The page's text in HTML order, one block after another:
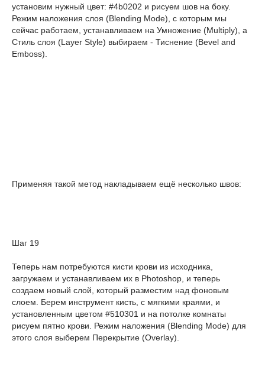
установим нужный цвет: #4b0202 и рисуем шов на боку.
Режим наложения слоя (Blending Mode), с которым мы
сейчас работаем, устанавливаем на Умножение (Multiply), а
Стиль слоя (Layer Style) выбираем - Тиснение (Bevel and
Emboss).
Применяя такой метод накладываем ещё несколько швов:
Шаг 19
Теперь нам потребуются кисти крови из исходника,
загружаем и устанавливаем их в Photoshop, и теперь
создаем новый слой, который разместим над фоновым
слоем. Берем инструмент кисть, с мягкими краями, и
установленным цветом #510301 и на потолке комнаты
рисуем пятно крови. Режим наложения (Blending Mode) для
этого слоя выберем Перекрытие (Overlay).